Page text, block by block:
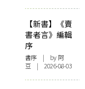
【新書】《賣
書者言》編輯
序
書序 | by 阿
豆 | 2026-08-03